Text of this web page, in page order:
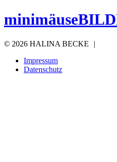
© 2026 HALINA BECKE
|
Impressum
Datenschutz